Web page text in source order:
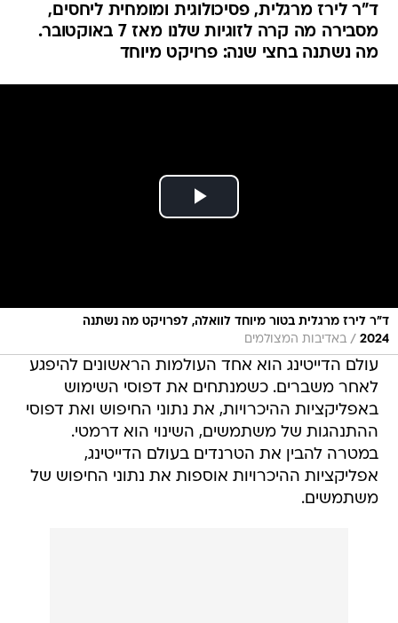
ד"ר לירז מרגלית, פסיכולוגית ומומחית ליחסים,
מסבירה מה קרה לזוגיות שלנו מאז 7 באוקטובר.
מה נשתנה בחצי שנה: פרויקט מיוחד
ד"ר לירז מרגלית בטור מיוחד לוואלה, לפרויקט מה נשתנה
2024
/ באדיבות המצולמים
עולם הדייטינג הוא אחד העולמות הראשונים להיפגע
לאחר משברים. כשמנתחים את דפוסי השימוש
באפליקציות ההיכרויות, את נתוני החיפוש ואת דפוסי
ההתנהגות של משתמשים, השינוי הוא דרמטי.
במטרה להבין את הטרנדים בעולם הדייטינג,
אפליקציות ההיכרויות אוספות את נתוני החיפוש של
משתמשים.